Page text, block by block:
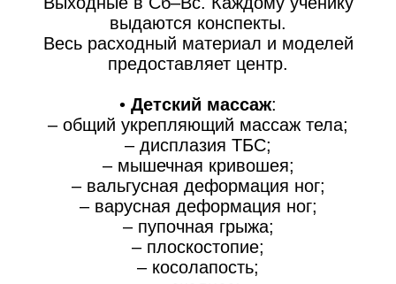
выдаются конспекты.
Весь расходный материал и моделей
предоставляет центр.
• Детский массаж:
– общий укрепляющий массаж тела;
– дисплазия ТБС;
– мышечная кривошея;
– вальгусная деформация ног;
– варусная деформация ног;
– пупочная грыжа;
– плоскостопие;
– косолапость;